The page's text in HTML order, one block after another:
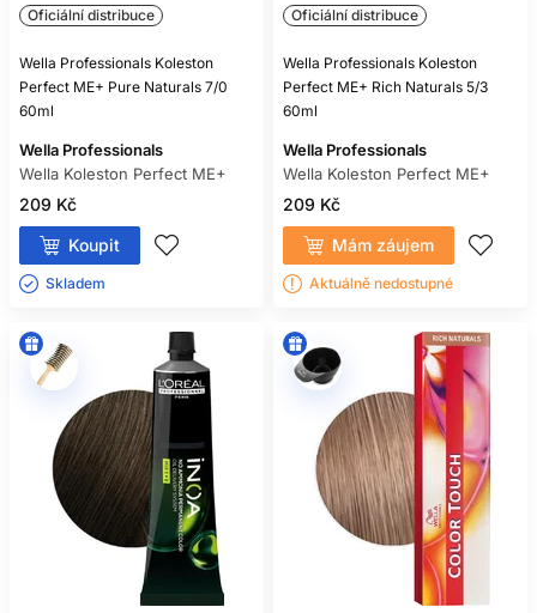
Oficiální distribuce
Wella Professionals Koleston
Perfect ME+ Pure Naturals 7/0
60ml
Wella Professionals
Wella Koleston Perfect ME+
209 Kč
Koupit
Skladem ㅤ
Oficiální distribuce
Wella Professionals Koleston
Perfect ME+ Rich Naturals 5/3
60ml
Wella Professionals
Wella Koleston Perfect ME+
209 Kč
Mám záujem
Aktuálně nedostupné